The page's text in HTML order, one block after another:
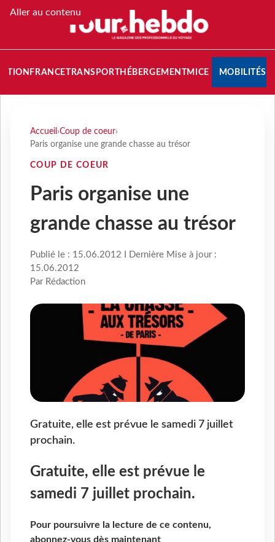
Aller au contenu
FRANCETRANSPORT HÉBERGEMENTMICE MOBILITÉS
Accueil ›Coup de coeur›
Paris organise une grande chasse au trésor
COUP DE COEUR
Paris organise une
grande chasse au trésor
Publié le : 15.06.2012 I Dernière Mise à jour :
15.06.2012
Par Rédaction
Gratuite, elle est prévue le samedi 7 juillet
prochain.
Gratuite, elle est prévue le
samedi 7 juillet prochain.
Pour poursuivre la lecture de ce contenu,
abonnez-vous dès maintenant